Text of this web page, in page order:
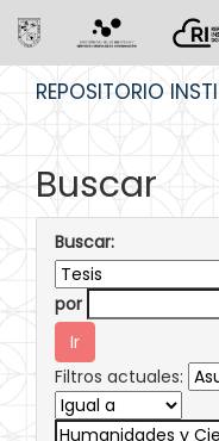
REPOSITORIO
Buscar
Buscar:
por
Filtros actuales: